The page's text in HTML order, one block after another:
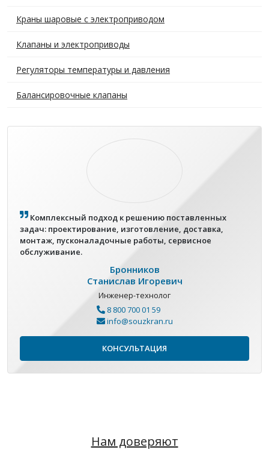
Краны шаровые с электроприводом
Клапаны и электроприводы
Регуляторы температуры и давления
Балансировочные клапаны
Комплексный подход к решению поставленных
задач: проектирование, изготовление, доставка,
монтаж, пусконаладочные работы, сервисное
обслуживание.
Бронников
Станислав Игоревич
Инженер-технолог
8 800 700 01 59
info@souzkran.ru
КОНСУЛЬТАЦИЯ
Нам доверяют